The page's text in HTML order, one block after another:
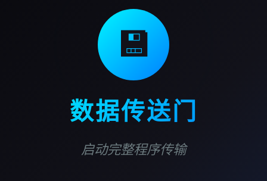
💾
数据传送门
启动完整程序传输